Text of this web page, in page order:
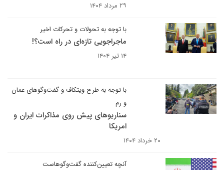
۲۹ مرداد ۱۴۰۴
با توجه به تحولات و تحرکات اخیر
ماجراجویی تازه‌ای در راه است؟!
۱۴ تیر ۱۴۰۴
با توجه به طرح ویتکاف و گفت‌وگوهای عمان
و رم
سناریوهای پیش روی مذاکرات ایران و
امریکا
۲۰ خرداد ۱۴۰۴
آنچه تعیین‌کننده گفت‌وگوهاست